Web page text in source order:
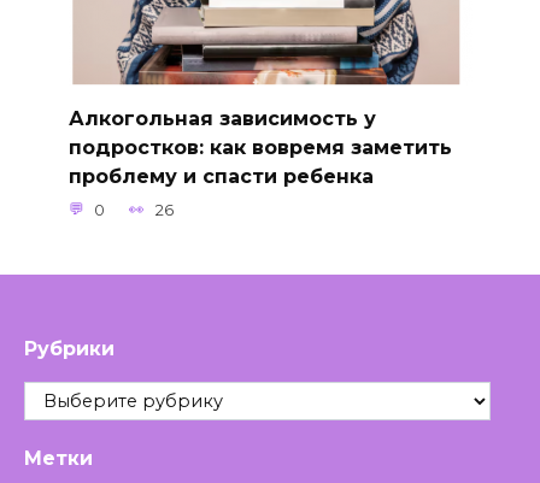
Алкогольная зависимость у
подростков: как вовремя заметить
проблему и спасти ребенка
0 26
Рубрики
Рубрики
Метки